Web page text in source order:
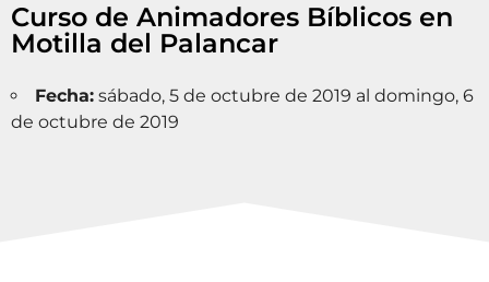
Curso de Animadores Bíblicos en
Motilla del Palancar
Fecha: sábado, 5 de octubre de 2019 al domingo, 6
de octubre de 2019